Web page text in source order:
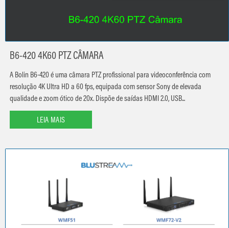
B6-420 4K60 PTZ CÂMARA
A Bolin B6-420 é uma câmara PTZ profissional para videoconferência com
resolução 4K Ultra HD a 60 fps, equipada com sensor Sony de elevada
qualidade e zoom ótico de 20x. Dispõe de saídas HDMI 2.0, USB...
LEIA MAIS